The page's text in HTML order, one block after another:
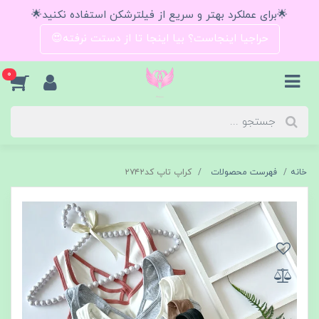
🌟برای عملکرد بهتر و سریع از فیلترشکن استفاده نکنید🌟
حراجیا اینجاست؟ بیا اینجا تا از دستت نرفته😍
0
خانه فهرست محصولات کراپ تاپ کد۲۷۴۲